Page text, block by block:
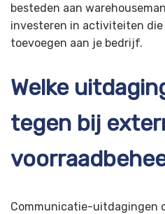
besteden aan
investeren in activiteiten
toevoegen aan je bedrijf.
Welke
tegen bij
Communicatie-uitdagingen